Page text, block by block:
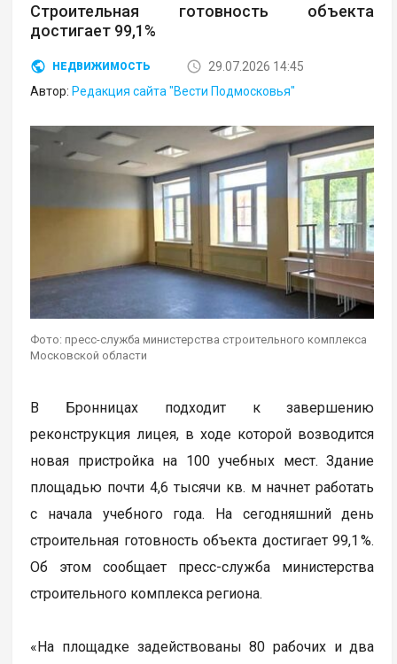
Строительная готовность объекта
достигает 99,1%
НЕДВИЖИМОСТЬ
29.07.2026 14:45
Автор: Редакция сайта "Вести Подмосковья"
Фото: пресс-служба министерства строительного комплекса
Московской области
В Бронницах подходит к завершению
реконструкция лицея, в ходе которой возводится
новая пристройка на 100 учебных мест. Здание
площадью почти 4,6 тысячи кв. м начнет работать
с начала учебного года. На сегодняшний день
строительная готовность объекта достигает 99,1 %.
Об этом сообщает пресс-служба министерства
строительного комплекса региона.
«На площадке задействованы 80 рабочих и два